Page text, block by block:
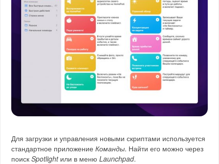
Для загрузки и управления новыми скриптами используется
стандартное приложениеКоманды. Найти его можно через
поискSpotlightили в менюLaunchpad.